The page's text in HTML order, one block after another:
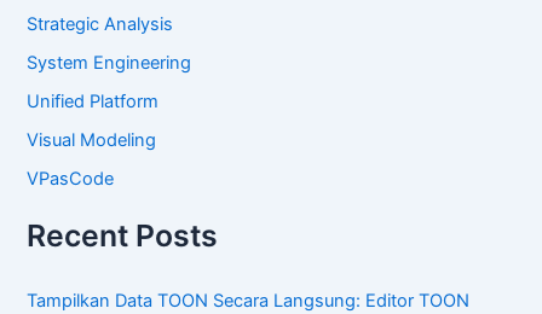
Strategic Analysis
System Engineering
Unified Platform
Visual Modeling
VPasCode
Recent Posts
Tampilkan Data TOON Secara Langsung: Editor TOON